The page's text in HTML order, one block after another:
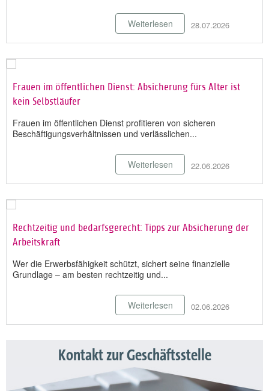
28.07.2026
Weiterlesen
Frauen im öffentlichen Dienst: Absicherung fürs Alter ist
kein Selbstläufer
Frauen im öffentlichen Dienst profitieren von sicheren
Beschäftigungsverhältnissen und verlässlichen...
22.06.2026
Weiterlesen
Rechtzeitig und bedarfsgerecht: Tipps zur Absicherung der
Arbeitskraft
Wer die Erwerbsfähigkeit schützt, sichert seine finanzielle
Grundlage – am besten rechtzeitig und...
02.06.2026
Weiterlesen
Kontakt zur Geschäftsstelle